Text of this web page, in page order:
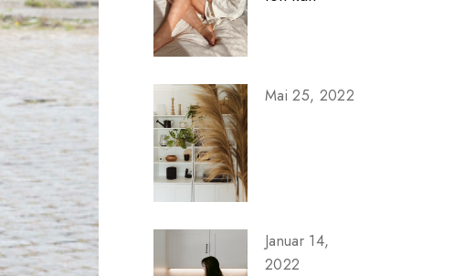
Mai 25, 2022
Januar 14,
2022